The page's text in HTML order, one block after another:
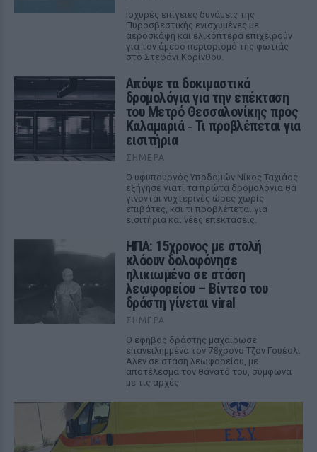
Ισχυρές επίγειες δυνάμεις της
Πυροσβεστικής ενισχυμένες με
αεροσκάφη και ελικόπτερα επιχειρούν
για τον άμεσο περιορισμό της φωτιάς
στο Στεφάνι Κορίνθου.
Απόψε τα δοκιμαστικά
δρομολόγια για την επέκταση
του Μετρό Θεσσαλονίκης προς
Καλαμαριά ‑ Τι προβλέπεται για
εισιτήρια
ΣΉΜΕΡΑ
Ο υφυπουργός Υποδομών Νίκος Ταχιάος
εξήγησε γιατί τα πρώτα δρομολόγια θα
γίνονται νυχτερινές ώρες χωρίς
επιβάτες, και τι προβλέπεται για
εισιτήρια και νέες επεκτάσεις.
ΗΠΑ: 15χρονος με στολή
κλόουν δολοφόνησε
ηλικιωμένο σε στάση
λεωφορείου – Βίντεο του
δράστη γίνεται viral
ΣΉΜΕΡΑ
Ο έφηβος δράστης μαχαίρωσε
επανειλημμένα τον 78χρονο Τζον Γουέσλι
Αλεν σε στάση λεωφορείου, με
αποτέλεσμα τον θάνατό του, σύμφωνα
με τις αρχές